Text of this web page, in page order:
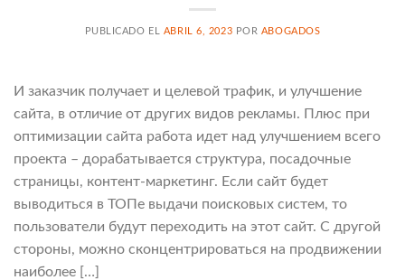
PUBLICADO EL ABRIL 6, 2023 POR ABOGADOS
И заказчик получает и целевой трафик, и улучшение
сайта, в отличие от других видов рекламы. Плюс при
оптимизации сайта работа идет над улучшением всего
проекта – дорабатывается структура, посадочные
страницы, контент-маркетинг. Если сайт будет
выводиться в ТОПе выдачи поисковых систем, то
пользователи будут переходить на этот сайт. С другой
стороны, можно сконцентрироваться на продвижении
наиболее […]